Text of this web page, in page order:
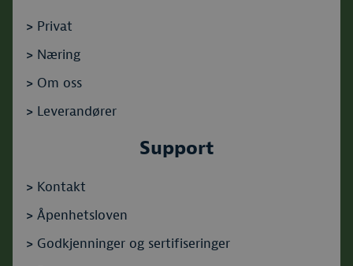
> Privat
> Næring
> Om oss
> Leverandører
Support
> Kontakt
> Åpenhetsloven
> Godkjenninger og sertifiseringer